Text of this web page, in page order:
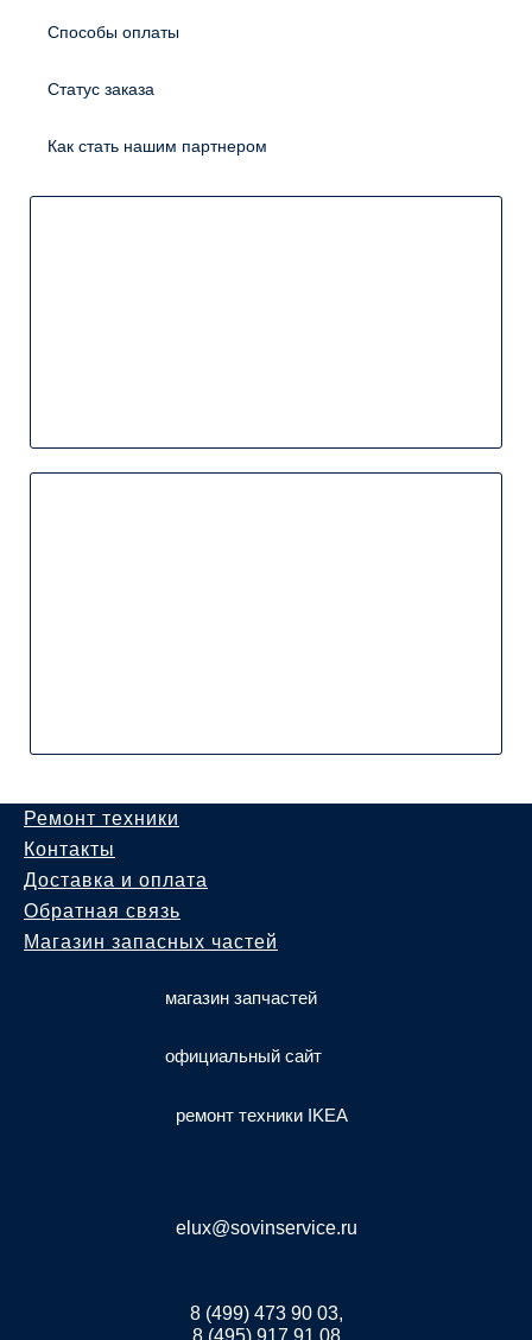
Способы оплаты
Статус заказа
Как стать нашим партнером
Ремонт техники
Контакты
Доставка и оплата
Обратная связь
Магазин запасных частей
магазин запчастей
официальный сайт
ремонт техники IKEA
elux@sovinservice.ru
8 (499) 473 90 03,
8 (495) 917 91 08